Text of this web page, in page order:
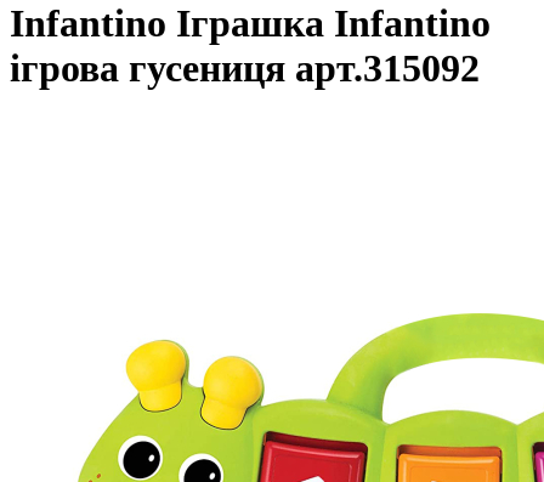
Infantino Іграшка Infantino
ігрова гусениця арт.315092